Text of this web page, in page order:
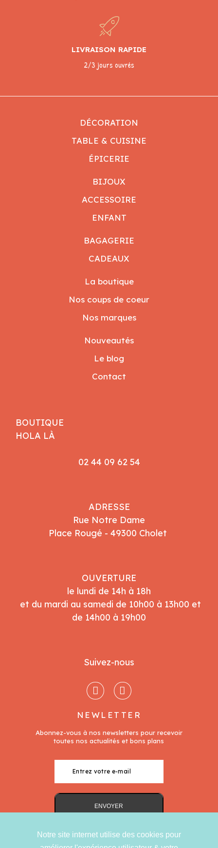
LIVRAISON RAPIDE
2/3 jours ouvrés
DÉCORATION
TABLE & CUISINE
ÉPICERIE
BIJOUX
ACCESSOIRE
ENFANT
BAGAGERIE
CADEAUX
La boutique
Nos coups de coeur
Nos marques
Nouveautés
Le blog
Contact
BOUTIQUE
HOLA LÀ
02 44 09 62 54
ADRESSE
Rue Notre Dame
Place Rougé - 49300 Cholet
OUVERTURE
le lundi de 14h à 18h
et du mardi au samedi de 10h00 à 13h00 et
de 14h00 à 19h00
Suivez-nous
NEWLETTER
Notre site internet utilise des cookies pour